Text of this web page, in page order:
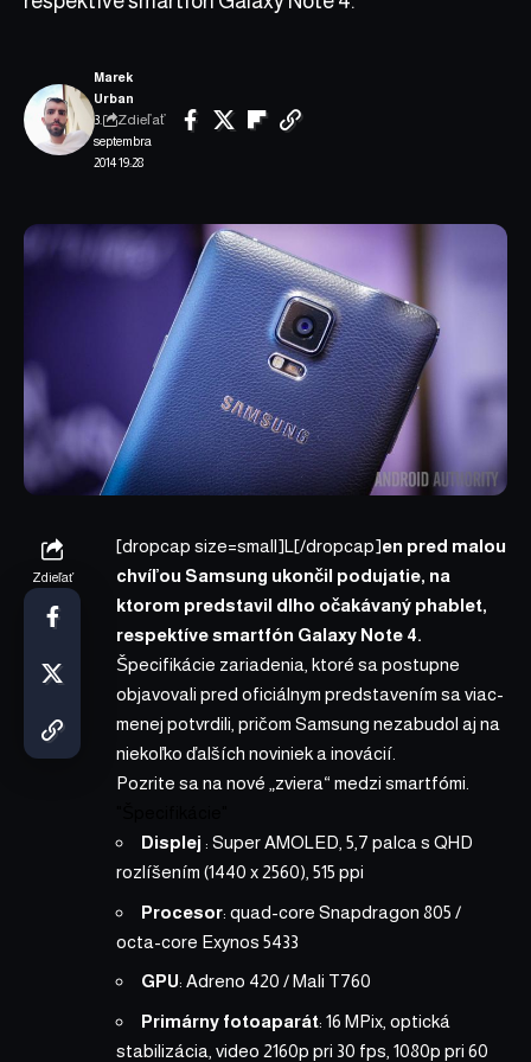
3.
septembra
2014 19:28
Marek
Urban
Zdieľať
Zdieľať
[dropcap size=small]L[/dropcap]en pred malou
chvíľou Samsung ukončil podujatie, na
ktorom predstavil dlho očakávaný phablet,
respektíve smartfón Galaxy Note 4.
Špecifikácie zariadenia, ktoré sa postupne
objavovali pred oficiálnym predstavením sa viac-
menej potvrdili, pričom Samsung nezabudol aj na
niekoľko ďalších noviniek a inovácií.
Pozrite sa na nové „zviera“ medzi smartfómi.
Displej : Super AMOLED, 5,7 palca s QHD
rozlíšením (1440 x 2560), 515 ppi
Procesor: quad-core Snapdragon 805 /
octa-core Exynos 5433
GPU: Adreno 420 / Mali T760
Primárny fotoaparát: 16 MPix, optická
stabilizácia, video 2160p pri 30 fps, 1080p pri 60